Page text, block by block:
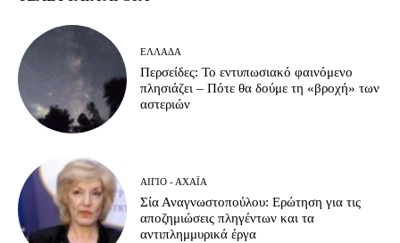
ΕΛΛΆΔΑ
Περσείδες: Το εντυπωσιακό φαινόμενο
πλησιάζει – Πότε θα δούμε τη «βροχή» των
αστεριών
ΑΊΓΙΟ - ΑΧΑΪ́Α
Σία Αναγνωστοπούλου: Ερώτηση για τις
αποζημιώσεις πληγέντων και τα
αντιπλημμυρικά έργα